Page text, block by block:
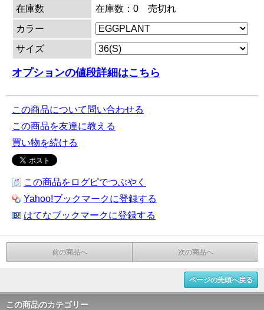
在庫数
在庫数：0 売切れ
カラー
サイズ
オプションの値段詳細はこちら
この商品について問い合わせる
この商品を友達に教える
買い物を続ける
この商品をログピでつぶやく
Yahoo!ブックマークに登録する
はてなブックマークに登録する
前の商品へ 次の商品へ
ページの先頭へ戻る
この商品のカテゴリー